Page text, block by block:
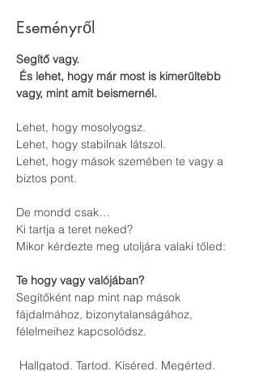
Eseményről
Segítő vagy.
És lehet, hogy már most is kimerültebb
vagy, mint amit beismernél.
Lehet, hogy mosolyogsz.
Lehet, hogy stabilnak látszol.
Lehet, hogy mások szemében te vagy a
biztos pont.
De mondd csak…
Ki tartja a teret neked?
Mikor kérdezte meg utoljára valaki tőled:
Te hogy vagy valójában?
Segítőként nap mint nap mások
fájdalmához, bizonytalanságához,
félelmeihez kapcsolódsz.
Hallgatod. Tartod. Kíséred. Megérted.